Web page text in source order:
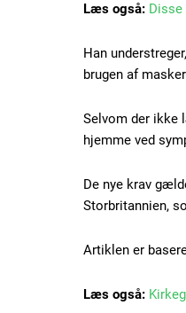
Læs også:
Han
brugen af
Selvom der ikke
hjemme ved
De nye krav
Storbritannien,
Artiklen er
Læs også: